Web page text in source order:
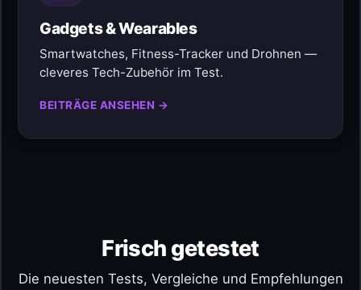
Gadgets & Wearables
Smartwatches, Fitness-Tracker und Drohnen —
cleveres Tech-Zubehör im Test.
BEITRÄGE ANSEHEN →
Frisch getestet
Die neuesten Tests, Vergleiche und Empfehlungen